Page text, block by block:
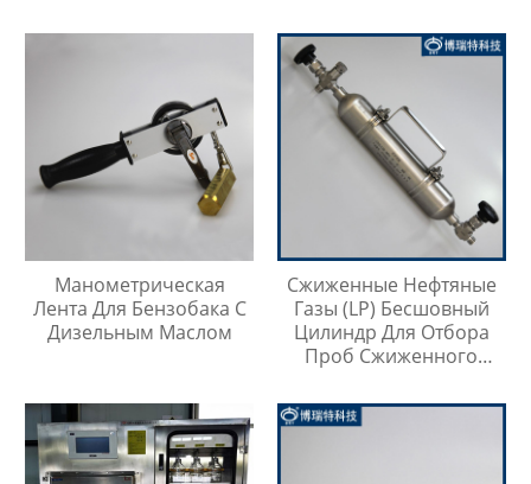
Манометрическая
Лента Для Бензобака С
Дизельным Маслом
Сжиженные Нефтяные
Газы (LP) Бесшовный
Цилиндр Для Отбора
Проб Сжиженного